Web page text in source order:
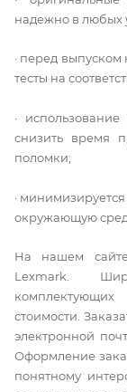
надежно в любых
· перед выпуском
тесты на
·
снизить время
поломки;
·
окружающую
На нашем сайте
Lexmark.
стоимости.
электронной
Оформление
понятному